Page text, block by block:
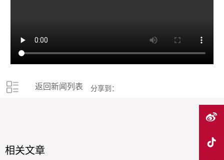
返回新闻列表 分享到：
相关文章